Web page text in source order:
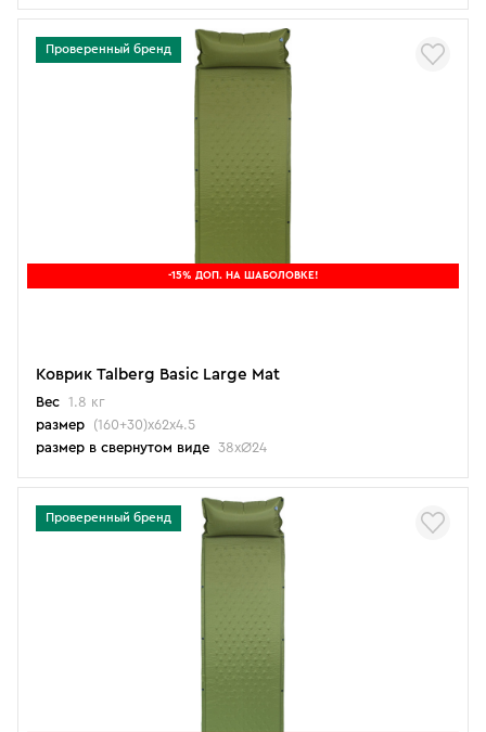
Проверенный бренд
-15% ДОП. НА ШАБОЛОВКЕ!
Коврик Talberg Basic Large Mat
Вес
1.8 кг
размер
(160+30)х62х4.5
размер в свернутом виде
38хØ24
Проверенный бренд